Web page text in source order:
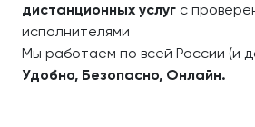
дистанционных услуг с
исполнителями
Мы работаем по всей России (и
Удобно, Безопасно, Онлайн.